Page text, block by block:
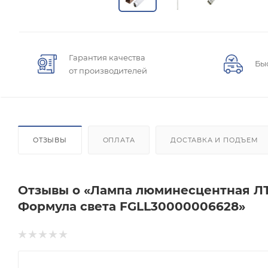
Гарантия качества
от производителей
ОТЗЫВЫ ОПЛАТА ДОСТАВКА И ПОДЪЕМ
Отзывы о «Лампа люминесцентная
Формула света FGLL30000006628»